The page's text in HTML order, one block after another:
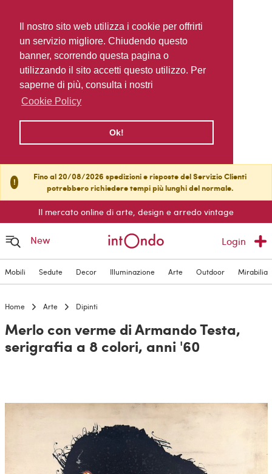
Il nostro sito web utilizza i cookie per offrirti
un servizio migliore. Chiudendo questo
banner, scorrendo questa pagina o
utilizzando il sito accetti questo utilizzo. Per
saperne di più, consulta i nostri
Cookie Policy
Ok!
!
Fino al 20/08/2026 spedizioni e risposte del Servizio Clienti
potrebbero richiedere tempi più lunghi del normale.
Il mercato online di arte, design e arredo vintage
New Login
Mobili Sedute Decor Illuminazione Arte Outdoor Mirabilia
Home Arte Dipinti
Merlo con verme di Armando Testa,
serigrafia a 8 colori, anni '60